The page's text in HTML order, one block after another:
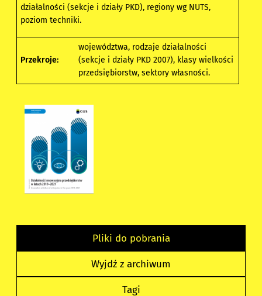
działalności (sekcje i działy PKD), regiony wg NUTS,
poziom techniki.
Przekroje:
województwa, rodzaje działalności
(sekcje i działy PKD 2007), klasy wielkości
przedsiębiorstw, sektory własności.
Pliki do pobrania
Wyjdź z archiwum
Tagi